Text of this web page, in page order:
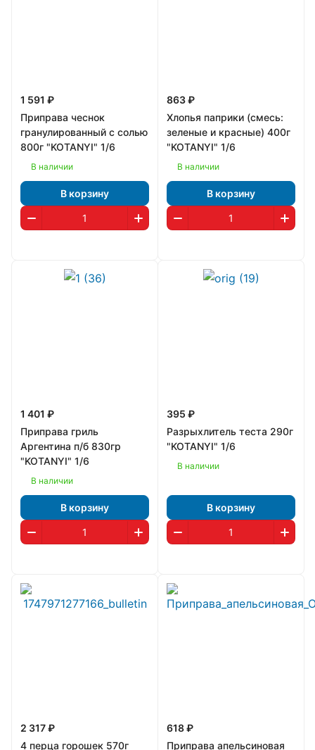
1 591 ₽
Приправа чеснок
гранулированный с солью
800г "KOTANYI" 1/6
В наличии
В корзину
863 ₽
Хлопья паприки (смесь:
зеленые и красные) 400г
"KOTANYI" 1/6
В наличии
В корзину
1 401 ₽
Приправа гриль
Аргентина п/б 830гр
"KOTANYI" 1/6
В наличии
В корзину
395 ₽
Разрыхлитель теста 290г
"KOTANYI" 1/6
В наличии
В корзину
2 317 ₽
4 перца горошек 570г
618 ₽
Приправа апельсиновая